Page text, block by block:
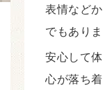
表情など
でもありま
安心して
心が落ち